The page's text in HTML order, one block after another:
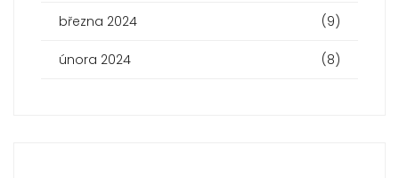
března 2024 (9)
února 2024 (8)